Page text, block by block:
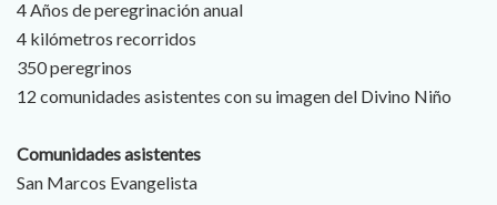
4 Años de peregrinación anual
4 kilómetros recorridos
350 peregrinos
12 comunidades asistentes con su imagen del Divino Niño
Comunidades asistentes
San Marcos Evangelista